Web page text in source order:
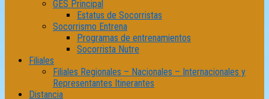
GES Principal
Estatus de Socorristas
Socorrismo Entrena
Programas de entrenamientos
Socorrista Nutre
Filiales
Filiales Regionales – Nacionales – Internacionales y
Representantes Itinerantes
Distancia